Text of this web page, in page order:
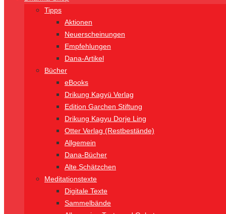
Tipps
Aktionen
Neuerscheinungen
Empfehlungen
Dana-Artikel
Bücher
eBooks
Drikung Kagyü Verlag
Edition Garchen Stiftung
Drikung Kagyu Dorje Ling
Otter Verlag (Restbestände)
Allgemein
Dana-Bücher
Alte Schätzchen
Meditationstexte
Digitale Texte
Sammelbände